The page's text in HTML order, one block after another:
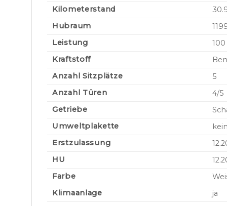
Kilometerstand
Hubraum
Leistung
100
Kraftstoff
Anzahl Sitzplätze
5
Anzahl Türen
4/5
Getriebe
Umweltplakette
Erstzulassung
HU
Farbe
Klimaanlage
ja